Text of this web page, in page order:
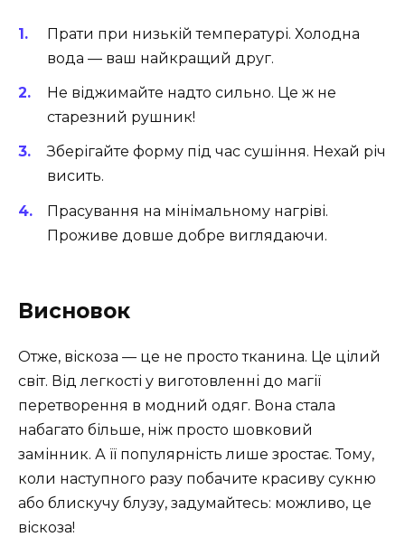
Прати при низькій температурі. Холодна
вода — ваш найкращий друг.
Не віджимайте надто сильно. Це ж не
старезний рушник!
Зберігайте форму під час сушіння. Нехай річ
висить.
Прасування на мінімальному нагріві.
Проживе довше добре виглядаючи.
Висновок
Отже, віскоза — це не просто тканина. Це цілий
світ. Від легкості у виготовленні до магії
перетворення в модний одяг. Вона стала
набагато більше, ніж просто шовковий
замінник. А її популярність лише зростає. Тому,
коли наступного разу побачите красиву сукню
або блискучу блузу, задумайтесь: можливо, це
віскоза!